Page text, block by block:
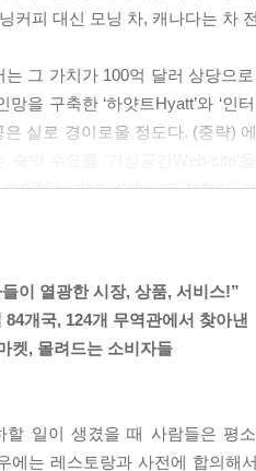
커피 대신 모닝 차, 캐나다는 차
는 그 가치가 100억 달러 상당으
망을 구축한 ‘하얏트Hyatt’와 ‘
은 실로 경이로울 정도다. (중략)
의미에서 ‘에어비앤비’로 정했
숙박업의 새바람, 나누면 돈이 되
면 대부분의 생활 인프라가 파괴
문제다. 실제로 2005년 허리케
기도 했다. 이러한 점에 착안해
정수 필터로 사용이 가능할 정
이 열광한 시장, 상품, 서비스!”
개국, 124개 무역관에서 찾아낸
켓, 몰려드는 소비자들
할 일이 생겼을 때 사람들은 평
에는 레스토랑과 사전에 합의해